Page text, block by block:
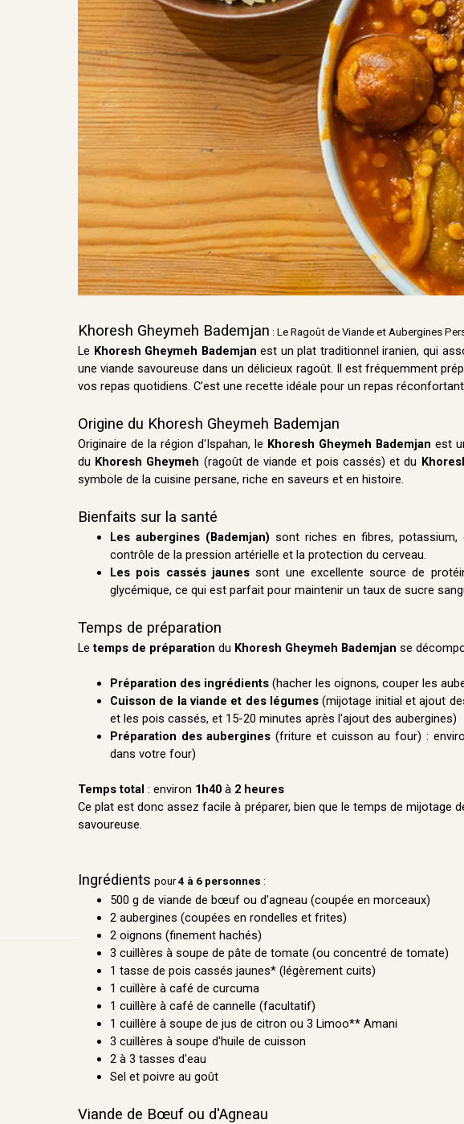
Khoresh Gheymeh Bademjan : Le Ragoût de Viande et Aubergines
Le Khoresh Gheymeh Bademjan est un plat traditionnel iranien, qui
une viande savoureuse dans un délicieux ragoût. Il est fréquemment
vos repas quotidiens. C'est une recette idéale pour un repas
Origine du Khoresh Gheymeh Bademjan
Originaire de la région d'Ispahan, le Khoresh Gheymeh Bademjan est
du Khoresh Gheymeh (ragoût de viande et pois cassés) et du
symbole de la cuisine persane, riche en saveurs et en histoire.
Bienfaits sur la santé
Les aubergines (Bademjan) sont riches en fibres,
contrôle de la pression artérielle et la protection du cerveau.
Les pois cassés jaunessont une excellente source de
glycémique, ce qui est parfait pour maintenir un taux de sucre
Temps de préparation
Letemps de préparation du Khoresh Gheymeh Bademjan se
Préparation des ingrédients (hacher les oignons, couper les
Cuisson de la viande et des légumes(mijotage initial et ajout
et les pois cassés, et 15-20 minutes après l'ajout des aubergines)
Préparation des aubergines (friture et cuisson au four) :
dans votre four)
Temps total : environ 1h40 à 2 heures
Ce plat est donc assez facile à préparer, bien que le temps de mijotage
savoureuse.
Ingrédients pour4 à 6 personnes :
500 g de viande de bœuf ou d'agneau (coupée en morceaux)
2 aubergines (coupées en rondelles et frites)
2 oignons (finement hachés)
3 cuillères à soupe de pâte de tomate (ou concentré de tomate)
1 tasse de pois cassés jaunes* (légèrement cuits)
1 cuillère à café de curcuma
1 cuillère à café de cannelle (facultatif)
1 cuillère à soupe de jus de citron ou 3 Limoo** Amani
3 cuillères à soupe d'huile de cuisson
2 à 3 tasses d'eau
Sel et poivre au goût
Viande de Bœuf ou d'Agneau